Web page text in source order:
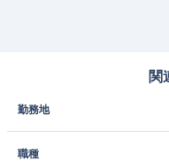
関
勤務地
職種